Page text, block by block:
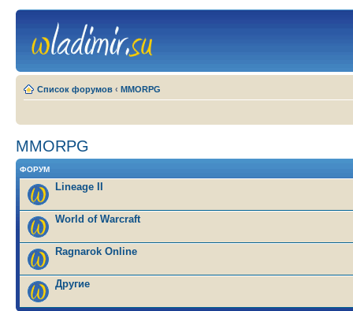
Список форумов ‹ MMORPG
MMORPG
ФОРУМ
Lineage II
World of Warcraft
Ragnarok Online
Другие